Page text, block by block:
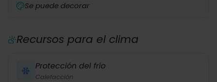
Se puede decorar
Recursos para el clima
Protección del frío
Calefacción